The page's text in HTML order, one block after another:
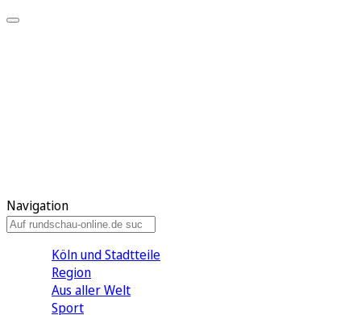
Navigation
Köln und Stadtteile
Region
Aus aller Welt
Sport